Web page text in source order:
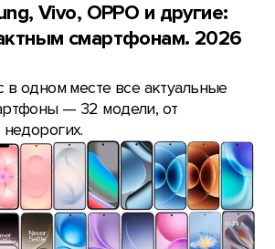
Vivo, OPPO и другие:
смартфонам. 2026
в одном месте все актуальные
— 32 модели, от